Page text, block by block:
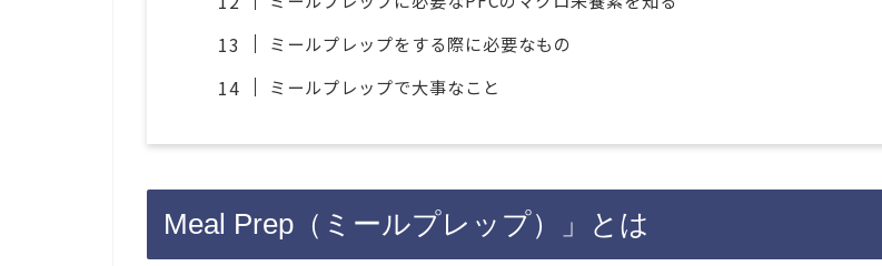
ミールプレップをする際に必要なもの
ミールプレップで大事なこと
Meal Prep（ミールプレップ）」とは